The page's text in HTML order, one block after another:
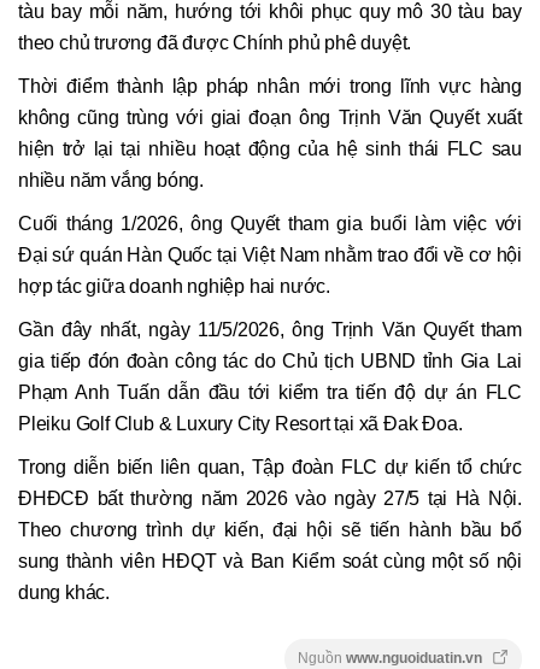
tàu bay mỗi năm, hướng tới khôi phục quy mô 30 tàu bay
theo chủ trương đã được Chính phủ phê duyệt.
Thời điểm thành lập pháp nhân mới trong lĩnh vực hàng
không cũng trùng với giai đoạn ông Trịnh Văn Quyết xuất
hiện trở lại tại nhiều hoạt động của hệ sinh thái FLC sau
nhiều năm vắng bóng.
Cuối tháng 1/2026, ông Quyết tham gia buổi làm việc với
Đại sứ quán Hàn Quốc tại Việt Nam nhằm trao đổi về cơ hội
hợp tác giữa doanh nghiệp hai nước.
Gần đây nhất, ngày 11/5/2026, ông Trịnh Văn Quyết tham
gia tiếp đón đoàn công tác do Chủ tịch UBND tỉnh Gia Lai
Phạm Anh Tuấn dẫn đầu tới kiểm tra tiến độ dự án FLC
Pleiku Golf Club & Luxury City Resort tại xã Đak Đoa.
Trong diễn biến liên quan, Tập đoàn FLC dự kiến tổ chức
ĐHĐCĐ bất thường năm 2026 vào ngày 27/5 tại Hà Nội.
Theo chương trình dự kiến, đại hội sẽ tiến hành bầu bổ
sung thành viên HĐQT và Ban Kiểm soát cùng một số nội
dung khác.
Nguồn www.nguoiduatin.vn